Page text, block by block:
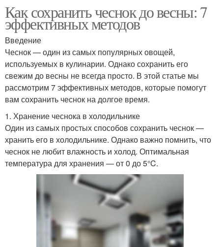
Как сохранить чеснок до весны: 7
эффективных методов
Введение
Чеснок — один из самых популярных овощей,
используемых в кулинарии. Однако сохранить его
свежим до весны не всегда просто. В этой статье мы
рассмотрим 7 эффективных методов, которые помогут
вам сохранить чеснок на долгое время.
1. Хранение чеснока в холодильнике
Один из самых простых способов сохранить чеснок —
хранить его в холодильнике. Однако важно помнить, что
чеснок не любит влажность и холод. Оптимальная
температура для хранения — от 0 до 5°C.